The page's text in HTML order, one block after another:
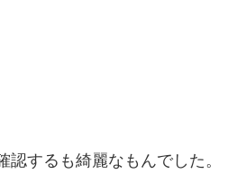
するも綺麗なもんでした。